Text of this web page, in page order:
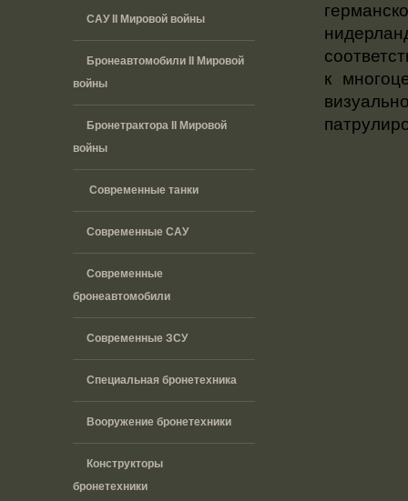
САУ II Мировой войны
Бронеавтомобили II Мировой
войны
Бронетрактора II Мировой
войны
Современные танки
Современные САУ
Современные
бронеавтомобили
Современные ЗСУ
Специальная бронетехника
Вооружение бронетехники
Конструкторы
бронетехники
к